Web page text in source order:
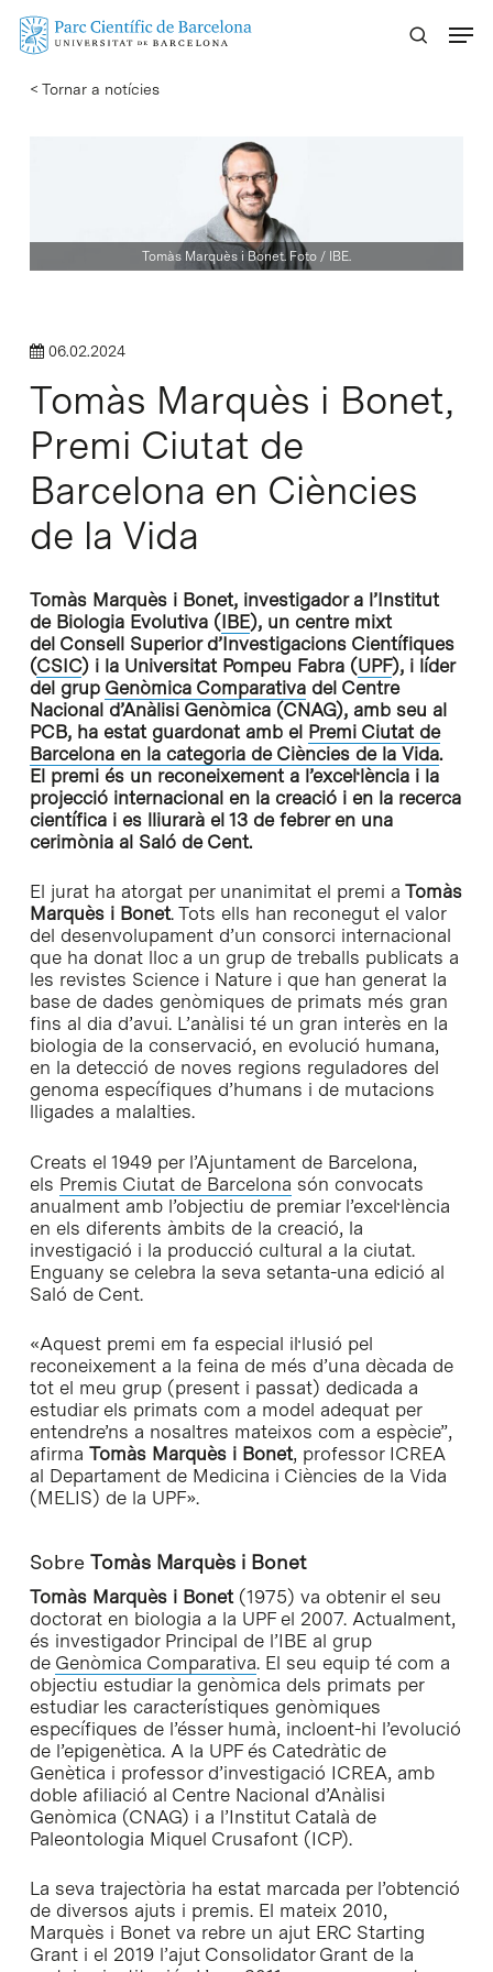
Skip
content
< Tornar a notícies
Tomàs Marquès i Bonet. Foto / IBE.
06.02.2024
Tomàs Marquès i Bonet,
Premi Ciutat de
Barcelona en Ciències
de la Vida
Tomàs Marquès i Bonet, investigador a l’Institut
de Biologia Evolutiva (IBE), un centre mixt
del Consell Superior d’Investigacions Científiques
(CSIC) i la Universitat Pompeu Fabra (UPF), i líder
del grup Genòmica Comparativadel Centre
Nacional d’Anàlisi Genòmica (CNAG), amb seu al
PCB, ha estat guardonat amb el Premi Ciutat de
Barcelona en la categoria de Ciències de la Vida.
El premi és un reconeixement a l’excel·lència i la
projecció internacional en la creació i en la recerca
científica i es lliurarà el 13 de febrer en una
cerimònia al Saló de Cent.
El jurat ha atorgat per unanimitat el premi a Tomàs
Marquès i Bonet. Tots ells han reconegut el valor
del desenvolupament d’un consorci internacional
que ha donat lloc a un grup de treballs publicats a
les revistes Science i Nature i que han generat la
base de dades genòmiques de primats més gran
fins al dia d’avui. L’anàlisi té un gran interès en la
biologia de la conservació, en evolució humana,
en la detecció de noves regions reguladores del
genoma específiques d’humans i de mutacions
lligades a malalties.
Creats el 1949 per l’Ajuntament de Barcelona,
els Premis Ciutat de Barcelona són convocats
anualment amb l’objectiu de premiar l’excel·lència
en els diferents àmbits de la creació, la
investigació i la producció cultural a la ciutat.
Enguany se celebra la seva setanta-una edició al
Saló de Cent.
«Aquest premi em fa especial il·lusió pel
reconeixement a la feina de més d’una dècada de
tot el meu grup (present i passat) dedicada a
estudiar els primats com a model adequat per
entendre’ns a nosaltres mateixos com a espècie”,
afirma Tomàs Marquès i Bonet, professor ICREA
al Departament de Medicina i Ciències de la Vida
(MELIS) de la UPF».
Sobre Tomàs Marquès i Bonet
Tomàs Marquès i Bonet(1975) va obtenir el seu
doctorat en biologia a la UPF el 2007. Actualment,
és investigador Principal de l’IBE al grup
de Genòmica Comparativa. El seu equip té com a
objectiu estudiar la genòmica dels primats per
estudiar les característiques genòmiques
específiques de l’ésser humà, incloent-hi l’evolució
de l’epigenètica. A la UPF és Catedràtic de
Genètica i professor d’investigació ICREA, amb
doble afiliació al Centre Nacional d’Anàlisi
Genòmica (CNAG) i a l’Institut Català de
Paleontologia Miquel Crusafont (ICP).
La seva trajectòria ha estat marcada per l’obtenció
de diversos ajuts i premis. El mateix 2010,
Marquès i Bonet va rebre un ajut ERC Starting
Grant i el 2019 l’ajut Consolidator Grant de la